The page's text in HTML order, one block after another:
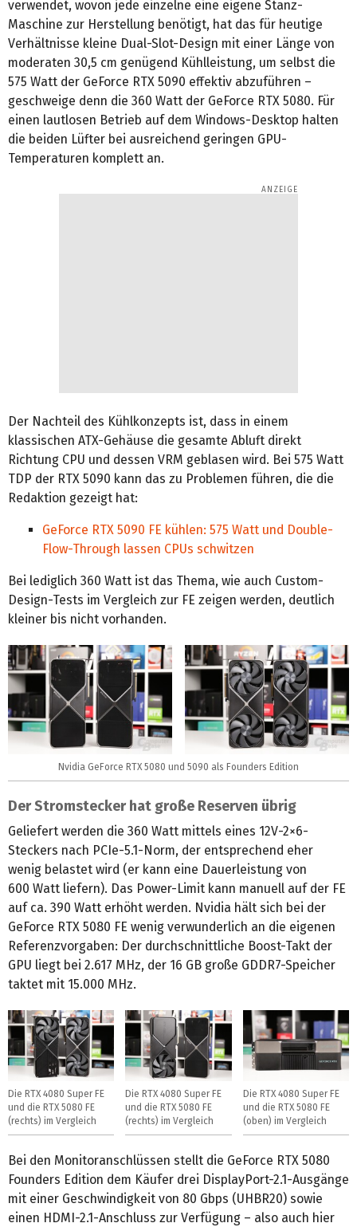
verwendet, wovon jede einzelne eine eigene Stanz-
Maschine zur Herstellung benötigt, hat das für heutige
Verhältnisse kleine Dual-Slot-Design mit einer Länge von
moderaten 30,5 cm genügend Kühlleistung, um selbst die
575 Watt der GeForce RTX 5090 effektiv abzuführen –
geschweige denn die 360 Watt der GeForce RTX 5080. Für
einen lautlosen Betrieb auf dem Windows-Desktop halten
die beiden Lüfter bei ausreichend geringen GPU-
Temperaturen komplett an.
Der Nachteil des Kühlkonzepts ist, dass in einem
klassischen ATX-Gehäuse die gesamte Abluft direkt
Richtung CPU und dessen VRM geblasen wird. Bei 575 Watt
TDP der RTX 5090 kann das zu Problemen führen, die die
Redaktion gezeigt hat:
GeForce RTX 5090 FE kühlen: 575 Watt und Double-
Flow-Through lassen CPUs schwitzen
Bei lediglich 360 Watt ist das Thema, wie auch Custom-
Design-Tests im Vergleich zur FE zeigen werden, deutlich
kleiner bis nicht vorhanden.
Nvidia GeForce RTX 5080 und 5090 als Founders Edition
Der Stromstecker hat große Reserven übrig
Geliefert werden die 360 Watt mittels eines 12V-2×6-
Steckers nach PCIe-5.1-Norm, der entsprechend eher
wenig belastet wird (er kann eine Dauerleistung von
600 Watt liefern). Das Power-Limit kann manuell auf der FE
auf ca. 390 Watt erhöht werden. Nvidia hält sich bei der
GeForce RTX 5080 FE wenig verwunderlich an die eigenen
Referenzvorgaben: Der durchschnittliche Boost-Takt der
GPU liegt bei 2.617 MHz, der 16 GB große GDDR7-Speicher
taktet mit 15.000 MHz.
Die RTX 4080 Super FE
und die RTX 5080 FE
(rechts) im Vergleich
Die RTX 4080 Super FE
und die RTX 5080 FE
(rechts) im Vergleich
Die RTX 4080 Super FE
und die RTX 5080 FE
(oben) im Vergleich
Bei den Monitoranschlüssen stellt die GeForce RTX 5080
Founders Edition dem Käufer drei DisplayPort-2.1-Ausgänge
mit einer Geschwindigkeit von 80 Gbps (UHBR20) sowie
einen HDMI-2.1-Anschluss zur Verfügung – also auch hier